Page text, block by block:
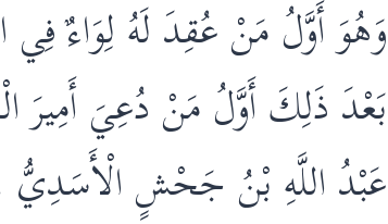
وَهُوَ أَوَّلُ مَنْ عُقِدَ لَهُ لِوَاءٌ
بَعْدَ ذَلِكَ أَوَّلُ مَنْ دُعِيَ أَمِيرَ
عَبْدُ اللَّهِ بْنُ جَحْشٍ الْأَسَدِيُّ